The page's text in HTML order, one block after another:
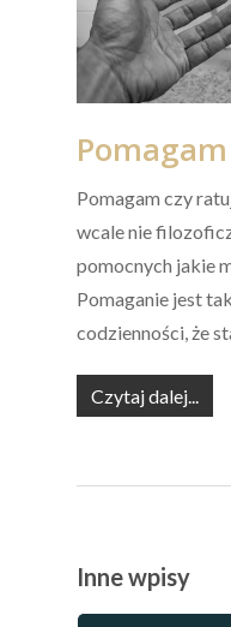
Pomagam czy
wcale nie
pomocnych jakie
Pomaganie jest
codzienności, że
Czytaj dalej...
Inne wpisy